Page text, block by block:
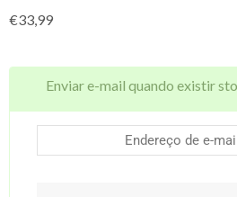
€33,99
Enviar e-mail quando existir